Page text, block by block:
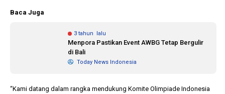
Baca Juga
3 tahun lalu
Menpora Pastikan Event AWBG Tetap Bergulir
di Bali
Today News Indonesia
“Kami datang dalam rangka mendukung Komite Olimpiade Indonesia